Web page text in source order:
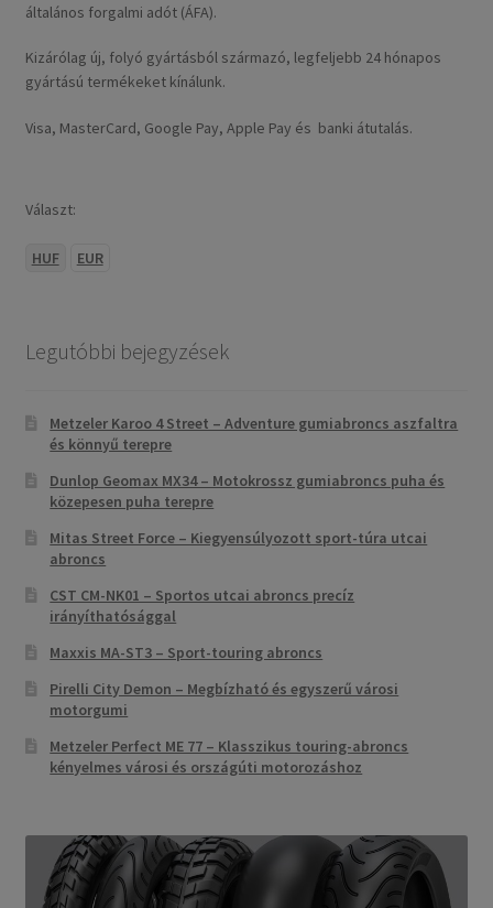
általános forgalmi adót (ÁFA).
Kizárólag új, folyó gyártásból származó, legfeljebb 24 hónapos
gyártású termékeket kínálunk.
Visa, MasterCard, Google Pay, Apple Pay és banki átutalás.
Választ:
HUF EUR
Legutóbbi bejegyzések
Metzeler Karoo 4 Street – Adventure gumiabroncs aszfaltra
és könnyű terepre
Dunlop Geomax MX34 – Motokrossz gumiabroncs puha és
közepesen puha terepre
Mitas Street Force – Kiegyensúlyozott sport-túra utcai
abroncs
CST CM-NK01 – Sportos utcai abroncs precíz
irányíthatósággal
Maxxis MA-ST3 – Sport-touring abroncs
Pirelli City Demon – Megbízható és egyszerű városi
motorgumi
Metzeler Perfect ME 77 – Klasszikus touring-abroncs
kényelmes városi és országúti motorozáshoz